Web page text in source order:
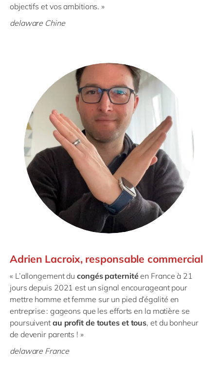
objectifs et vos ambitions. »
delaware Chine
Adrien Lacroix, responsable commercial
« L’allongement ducongés paternitéen France à 21
jours depuis 2021 est un signal encourageant pour
mettre homme et femme sur un pied d’égalité en
entreprise : gageons que les efforts en la matière se
poursuivent au profit de toutes et tous, et du bonheur
de devenir parents ! »
delaware France